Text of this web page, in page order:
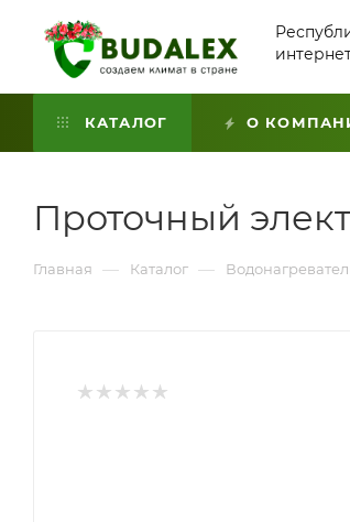
КАТАЛОГ О
Проточный
Главная — Каталог —